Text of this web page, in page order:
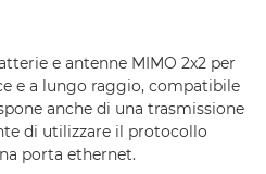
e antenne MIMO 2x2 per
e a lungo raggio, compatibile
anche di una trasmissione
di utilizzare il protocollo
porta ethernet.